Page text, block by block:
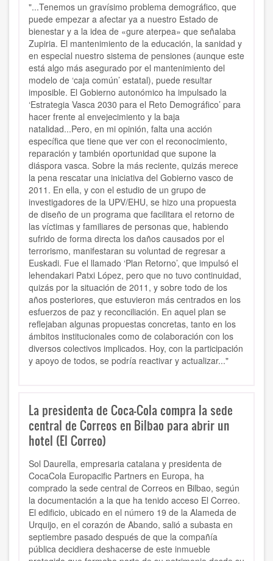
"...Tenemos un gravísimo problema demográfico, que
puede empezar a afectar ya a nuestro Estado de
bienestar y a la idea de «gure aterpea» que señalaba
Zupiria. El mantenimiento de la educación, la sanidad y
en especial nuestro sistema de pensiones (aunque este
está algo más asegurado por el mantenimiento del
modelo de ‘caja común’ estatal), puede resultar
imposible. El Gobierno autonómico ha impulsado la
‘Estrategia Vasca 2030 para el Reto Demográfico’ para
hacer frente al envejecimiento y la baja
natalidad...Pero, en mi opinión, falta una acción
específica que tiene que ver con el reconocimiento,
reparación y también oportunidad que supone la
diáspora vasca. Sobre la más reciente, quizás merece
la pena rescatar una iniciativa del Gobierno vasco de
2011. En ella, y con el estudio de un grupo de
investigadores de la UPV/EHU, se hizo una propuesta
de diseño de un programa que facilitara el retorno de
las víctimas y familiares de personas que, habiendo
sufrido de forma directa los daños causados por el
terrorismo, manifestaran su voluntad de regresar a
Euskadi. Fue el llamado ‘Plan Retorno’, que impulsó el
lehendakari Patxi López, pero que no tuvo continuidad,
quizás por la situación de 2011, y sobre todo de los
años posteriores, que estuvieron más centrados en los
esfuerzos de paz y reconciliación. En aquel plan se
reflejaban algunas propuestas concretas, tanto en los
ámbitos institucionales como de colaboración con los
diversos colectivos implicados. Hoy, con la participación
y apoyo de todos, se podría reactivar y actualizar..."
La presidenta de Coca-Cola compra la sede
central de Correos en Bilbao para abrir un
hotel (El Correo)
Sol Daurella, empresaria catalana y presidenta de
CocaCola Europacific Partners en Europa, ha
comprado la sede central de Correos en Bilbao, según
la documentación a la que ha tenido acceso El Correo.
El edificio, ubicado en el número 19 de la Alameda de
Urquijo, en el corazón de Abando, salió a subasta en
septiembre pasado después de que la compañía
pública decidiera deshacerse de este inmueble